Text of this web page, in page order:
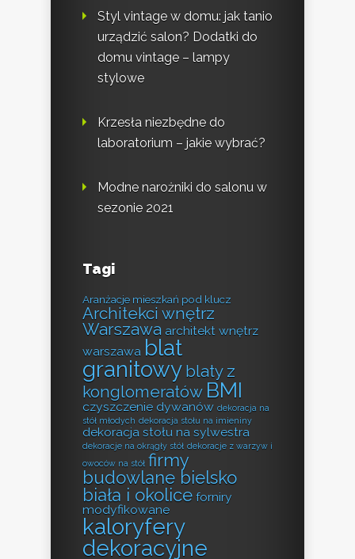
Styl vintage w domu: jak tanio
urządzić salon? Dodatki do
domu vintage – lampy
stylowe
Krzesła niezbędne do
laboratorium – jakie wybrać?
Modne narożniki do salonu w
sezonie 2021
Tagi
Aranżacje mieszkań pod klucz
Architekci wnętrz
Warszawa architekt wnętrz
warszawa blat
granitowy blaty z
konglomeratów BMI
czyszczenie dywanów dekoracja na
stół młodych dekoracja stołu na imieniny
dekoracja stołu na sylwestra
dekoracje na okrągły stół dekoracje z warzyw i
owoców na stół firmy
budowlane bielsko
biała i okolice forniry
modyfikowane
kaloryfery
dekoracyjne